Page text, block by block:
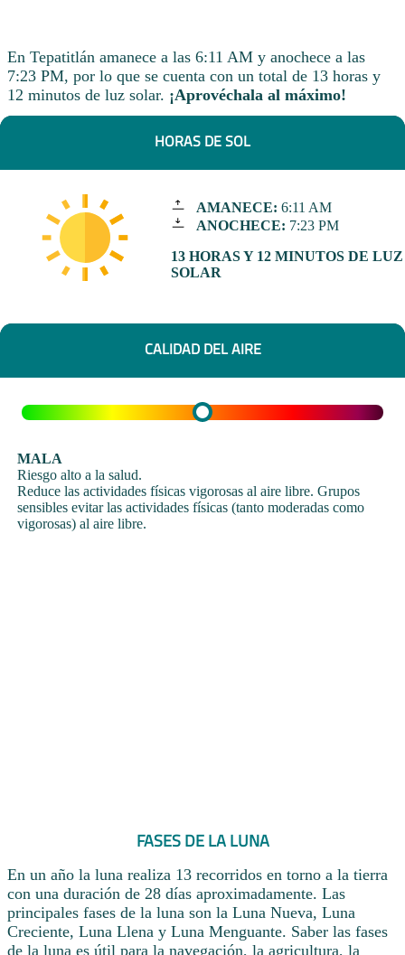
En Tepatitlán amanece a las 6:11 AM y anochece a las
7:23 PM, por lo que se cuenta con un total de 13 horas y
12 minutos de luz solar. ¡Aprovéchala al máximo!
HORAS DE SOL
AMANECE: 6:11 AM
ANOCHECE: 7:23 PM
13 HORAS Y 12 MINUTOS DE LUZ
SOLAR
CALIDAD DEL AIRE
MALA
Riesgo alto a la salud.
Reduce las actividades físicas vigorosas al aire libre. Grupos
sensibles evitar las actividades físicas (tanto moderadas como
vigorosas) al aire libre.
FASES DE LA LUNA
En un año la luna realiza 13 recorridos en torno a la tierra
con una duración de 28 días aproximadamente. Las
principales fases de la luna son la Luna Nueva, Luna
Creciente, Luna Llena y Luna Menguante. Saber las fases
de la luna es útil para la navegación, la agricultura, la